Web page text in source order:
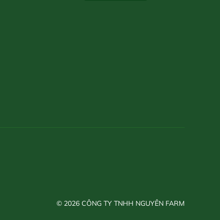
© 2026 CÔNG TY TNHH NGUYÊN FARM